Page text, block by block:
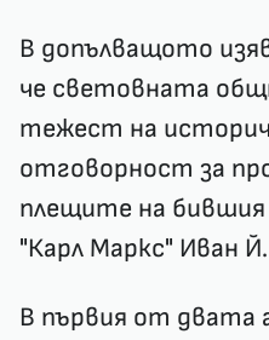
В допълващото
че световната
тежест на
отговорност за
плещите на
"Карл Маркс" Иван
В първия от двата